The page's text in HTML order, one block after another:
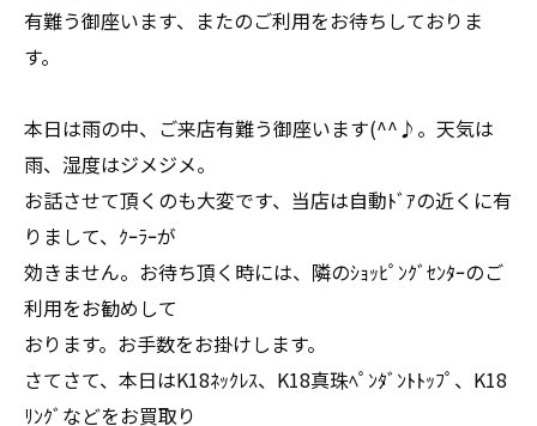
有難う御座います、またのご利用をお待ちしておりま
す。
本日は雨の中、ご来店有難う御座います(^^♪。天気は
雨、湿度はジメジメ。
お話させて頂くのも大変です、当店は自動ﾄﾞｱの近くに有
りまして、ｸｰﾗｰが
効きません。お待ち頂く時には、隣のｼｮｯﾋﾟﾝｸﾞｾﾝﾀｰのご
利用をお勧めして
おります。お手数をお掛けします。
さてさて、本日はK18ﾈｯｸﾚｽ、K18真珠ﾍﾟﾝﾀﾞﾝﾄﾄｯﾌﾟ、K18
ﾘﾝｸﾞなどをお買取り